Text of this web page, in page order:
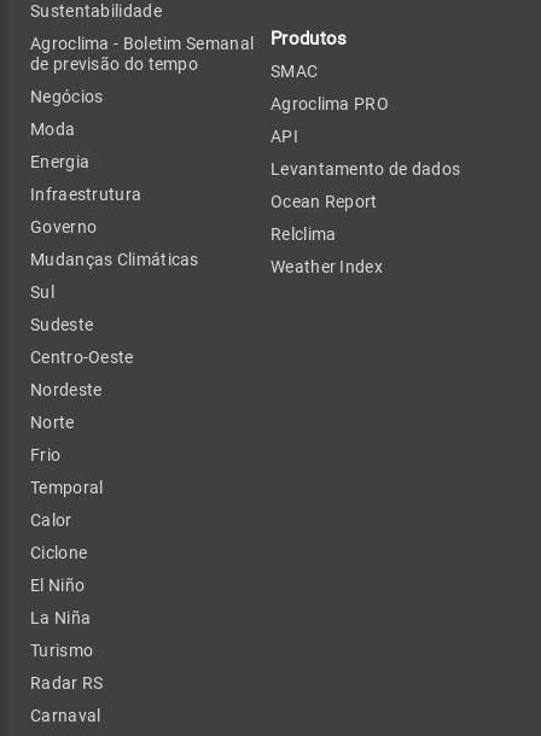
Sustentabilidade
Agroclima - Boletim Semanal
de previsão do tempo
Negócios
Moda
Energia
Infraestrutura
Governo
Mudanças Climáticas
Sul
Sudeste
Centro-Oeste
Nordeste
Norte
Frio
Temporal
Calor
Ciclone
El Niño
La Niña
Turismo
Radar RS
Carnaval
Produtos
SMAC
Agroclima PRO
API
Levantamento de dados
Ocean Report
Relclima
Weather Index